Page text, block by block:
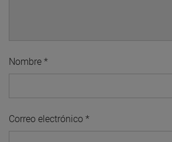
Nombre *
Correo electrónico *